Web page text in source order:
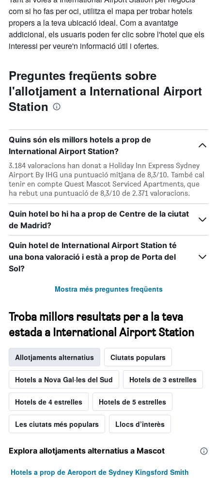
com si ho fas per oci, utilitza el mapa per trobar hotels
propers a la teva ubicació ideal. Com a avantatge
addicional, els usuaris poden fer clic sobre l'hotel que els
interessi per veure'n informació útil i ofertes.
Preguntes freqüents sobre
l'allotjament a International Airport
Station
Quins són els millors hotels a prop de
International Airport Station?
3.184 valoracions han donat a Holiday Inn Express Sydney
Airport By IHG una puntuació mitjana de 8,3/10. També cal
tenir en compte Quest Mascot Serviced Apartments, que
ha rebut una puntuació de 8,3/10 de 2.371 valoracions.
Quin hotel bo hi ha a prop de Centre de la ciutat
de Madrid?
Quin hotel de International Airport Station té
una bona valoració i està a prop de Porta del
Sol?
Mostra més preguntes freqüents
Troba millors resultats per a la teva
estada a International Airport Station
Allotjaments alternatius Ciutats populars
Hotels a Nova Gal·les del Sud Hotels de 3 estrelles
Hotels de 4 estrelles Hotels de 5 estrelles
Les ciutats més populars Llocs d’interès
Explora allotjaments alternatius a Mascot
Hotels a prop de Aeroport de Sydney Kingsford Smith